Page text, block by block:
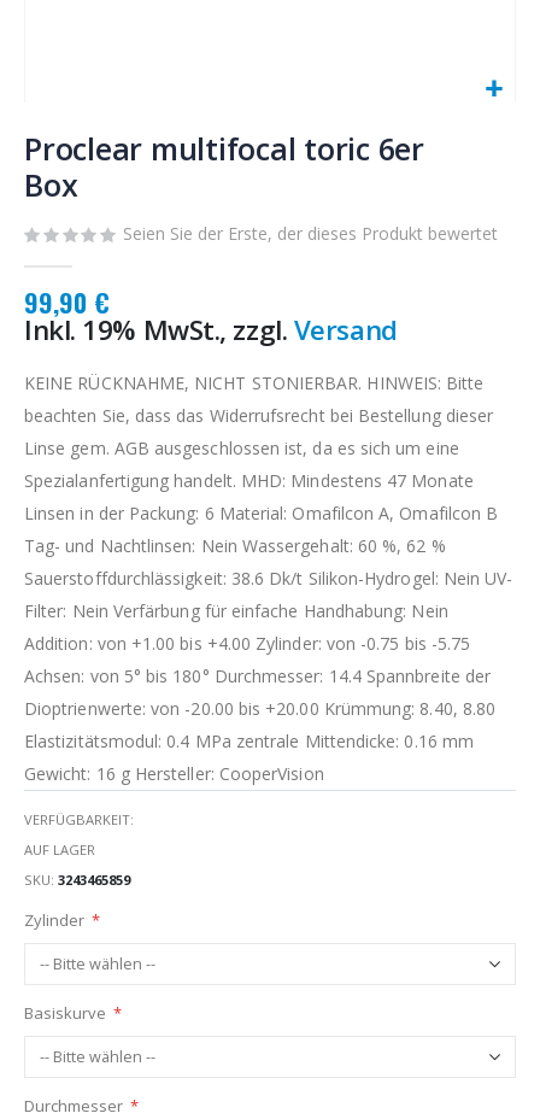
Anfang
der
Bildgalerie
Proclear multifocal toric 6er
Box
Seien Sie der Erste, der dieses Produkt bewertet
99,90 €
Inkl. 19% MwSt., zzgl.Versand
KEINE RÜCKNAHME, NICHT STONIERBAR. HINWEIS: Bitte
beachten Sie, dass das Widerrufsrecht bei Bestellung dieser
Linse gem. AGB ausgeschlossen ist, da es sich um eine
Spezialanfertigung handelt. MHD: Mindestens 47 Monate
Linsen in der Packung: 6 Material: Omafilcon A, Omafilcon B
Tag- und Nachtlinsen: Nein Wassergehalt: 60 %, 62 %
Sauerstoffdurchlässigkeit: 38.6 Dk/t Silikon-Hydrogel: Nein UV-
Filter: Nein Verfärbung für einfache Handhabung: Nein
Addition: von +1.00 bis +4.00 Zylinder: von -0.75 bis -5.75
Achsen: von 5° bis 180° Durchmesser: 14.4 Spannbreite der
Dioptrienwerte: von -20.00 bis +20.00 Krümmung: 8.40, 8.80
Elastizitätsmodul: 0.4 MPa zentrale Mittendicke: 0.16 mm
Gewicht: 16 g Hersteller: CooperVision
VERFÜGBARKEIT:
AUF LAGER
SKU 3243465859
Zylinder
Basiskurve
Durchmesser